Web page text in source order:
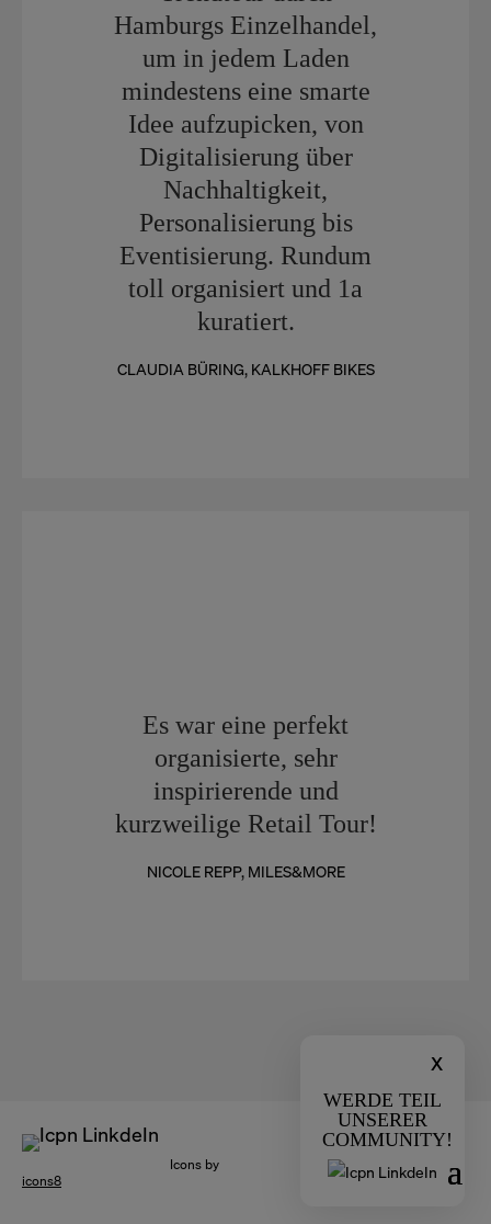
Hamburgs Einzelhandel,
um in jedem Laden
mindestens eine smarte
Idee aufzupicken, von
Digitalisierung über
Nachhaltigkeit,
Personalisierung bis
Eventisierung. Rundum
toll organisiert und 1a
kuratiert.
CLAUDIA BÜRING, KALKHOFF BIKES
Es war eine perfekt
organisierte, sehr
inspirierende und
kurzweilige Retail Tour!
NICOLE REPP, MILES&MORE
Icons by
icons8
x
WERDE TEIL
UNSERER
COMMUNITY!